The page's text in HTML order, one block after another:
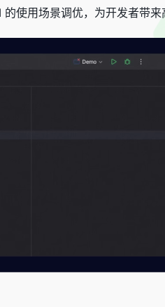
使用场景调优，为开发者带来